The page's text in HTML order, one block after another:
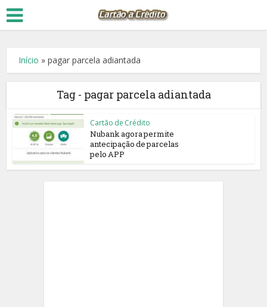
Início »pagar parcela adiantada
Tag - pagar parcela adiantada
Cartão de Crédito
Nubank agora permite
antecipação de parcelas
pelo APP